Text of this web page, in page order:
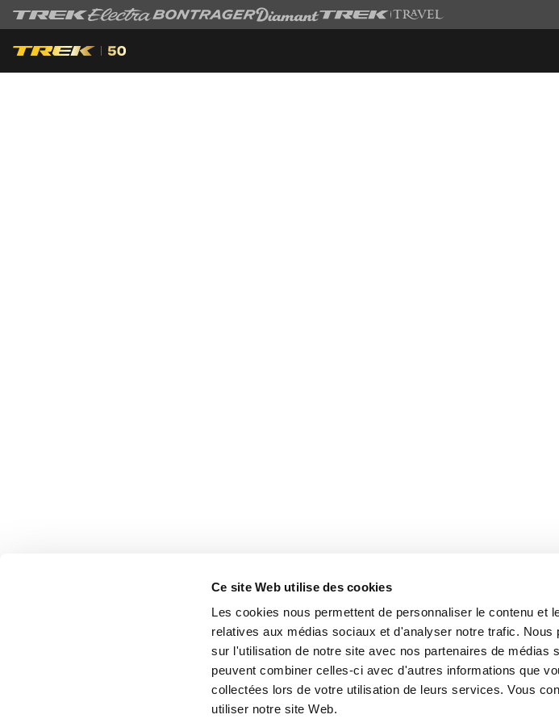
Ce site Web utilise des cookies
Les cookies nous permettent de personnaliser le contenu et
relatives aux médias sociaux et d'analyser notre trafic. Nous
sur l'utilisation de notre site avec nos partenaires de médias
peuvent combiner celles-ci avec d'autres informations que
collectées lors de votre utilisation de leurs services. Vous
utiliser notre site Web.